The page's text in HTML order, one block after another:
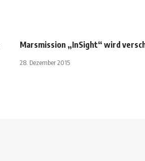
Marsmission „InSight“ wird
28. Dezember 2015